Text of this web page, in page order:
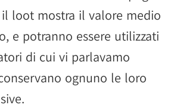
loot mostra il valore medio
e potranno essere utilizzati
di cui vi parlavamo
ognuno le loro